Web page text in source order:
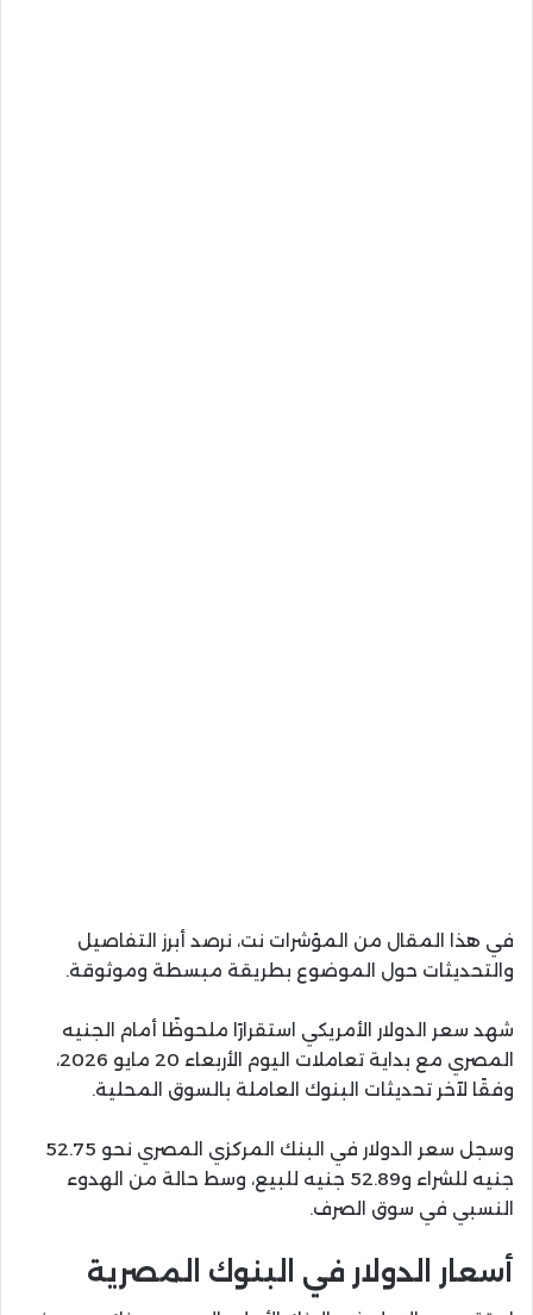
في هذا المقال من المؤشرات نت، نرصد أبرز التفاصيل
والتحديثات حول الموضوع بطريقة مبسطة وموثوقة.
شهد سعر الدولار الأمريكي استقرارًا ملحوظًا أمام الجنيه
المصري مع بداية تعاملات اليوم الأربعاء 20 مايو 2026،
وفقًا لآخر تحديثات البنوك العاملة بالسوق المحلية.
وسجل سعر الدولار في البنك المركزي المصري نحو 52.75
جنيه للشراء و52.89 جنيه للبيع، وسط حالة من الهدوء
النسبي في سوق الصرف.
أسعار الدولار في البنوك المصرية